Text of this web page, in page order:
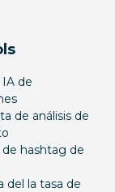
IA de
de análisis de
de hashtag de
del la tasa de